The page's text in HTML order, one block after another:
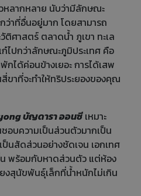
หลากหลาย นับว่ามีลักษณะ
ว่าที่อื่นอยู่มาก โดยสามารถ
ติศาสตร์ ตลาดน้ำ ภูเขา ทะเล
ก๋ไปกว่าลักษณะภูมิประเทศ คือ
กได้ค่อนข้างเยอะ การได้เสพ
ขาที่จะทำให้ทริประยองของคุณ
บัญดารา ออนซี เหมาะ
อบความเป็นส่วนตัวมากเป็น
นสัดส่วนอย่างชัดเจน เอกเทศ
พร้อมกับหาดส่วนตัว แต่ห้อง
งสุนัขพันธุ์เล็กที่น้ำหนักไม่เกิน